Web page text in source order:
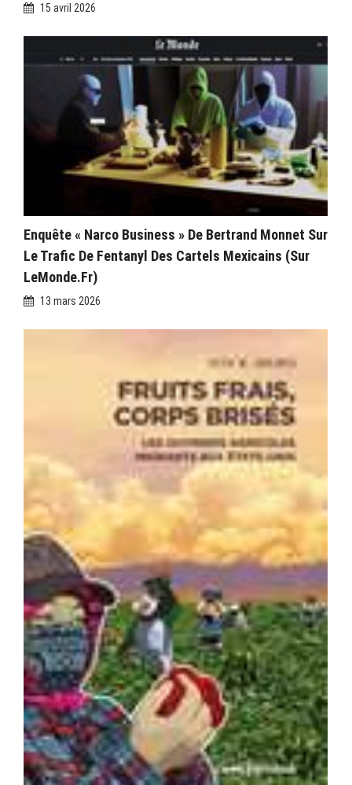
15 avril 2026
Enquête « Narco Business » De Bertrand Monnet Sur
Le Trafic De Fentanyl Des Cartels Mexicains (sur
LeMonde.fr)
13 mars 2026